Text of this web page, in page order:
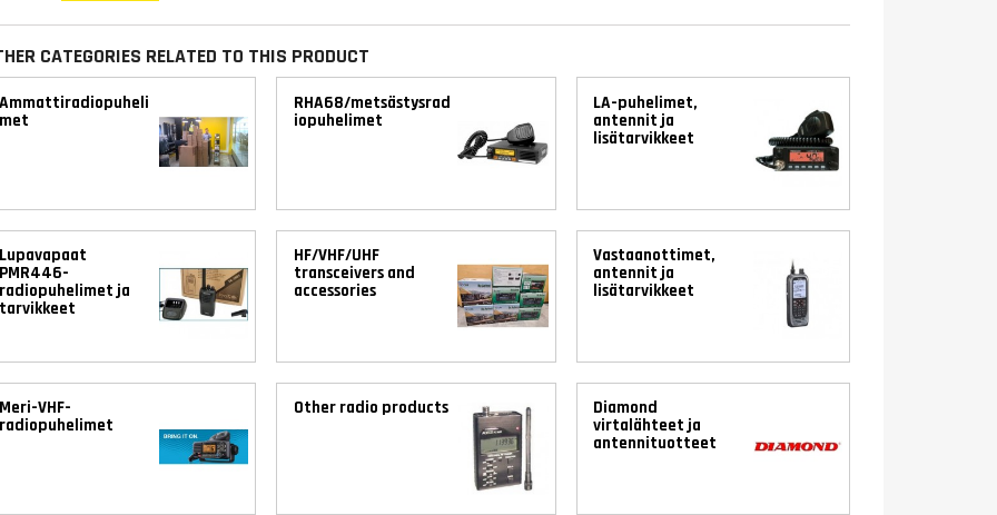
CATEGORIES RELATED TO THIS PRODUCT
Ammattiradiopuheli
met
RHA68/metsästysrad
iopuhelimet
LA-puhelimet,
antennit ja
lisätarvikkeet
Lupavapaat
PMR446-
radiopuhelimet ja
tarvikkeet
HF/VHF/UHF
transceivers and
accessories
Vastaanottimet,
antennit ja
lisätarvikkeet
Meri-VHF-
radiopuhelimet
Other radio products
Diamond
virtalähteet ja
antennituotteet